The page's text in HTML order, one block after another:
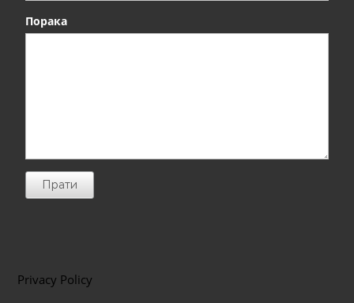
Порака
Прати
Privacy Policy